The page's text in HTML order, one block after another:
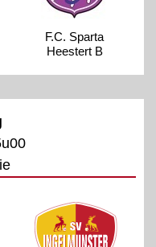
F.C. Sparta
Heestert B